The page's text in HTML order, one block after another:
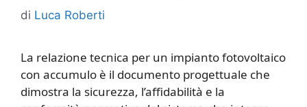
di Luca Roberti
La relazione tecnica per un impianto fotovoltaico
con accumulo è il documento progettuale che
dimostra la sicurezza, l’affidabilità e la